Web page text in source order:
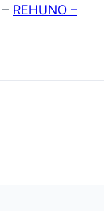
– REHUNO –